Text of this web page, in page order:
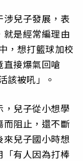
兒子發展，表
是經常編理由
，想打籃球加校
直接爆氣回嗆
該被吼」。
兒子從小想學
而阻止，還不斷
來兒子國小時想
有人因為打棒